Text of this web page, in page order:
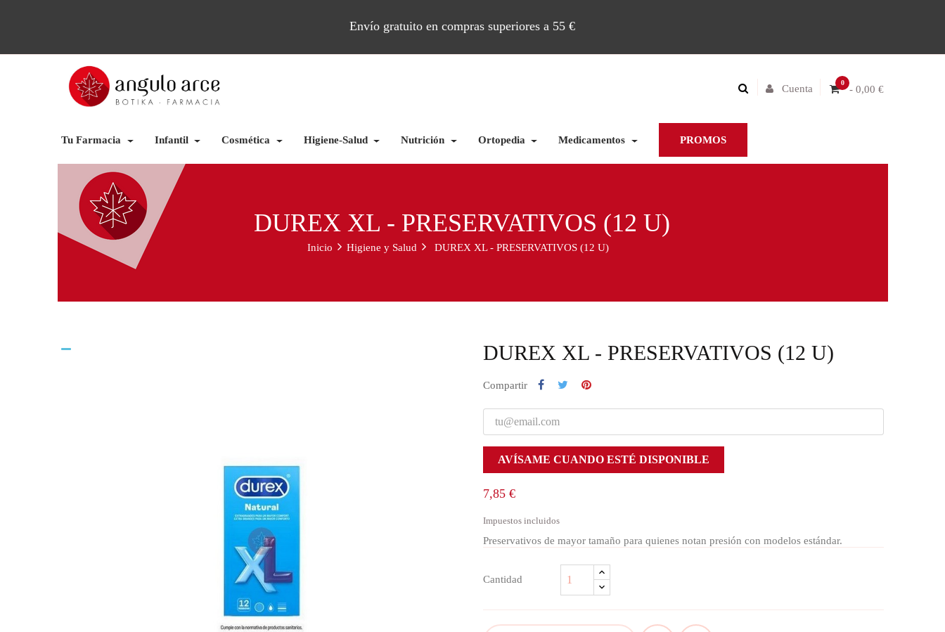
Envío gratuito en compras superiores a 55 €
0
- 0,00 €
Cuenta
Tu Farmacia Infantil Cosmética Higiene-Salud Nutrición Ortopedia Medicamentos PROMOS
DUREX XL - PRESERVATIVOS (12 U)
Inicio Higiene y Salud DUREX XL - PRESERVATIVOS (12 U)
DUREX XL - PRESERVATIVOS (12 U)
Compartir
AVÍSAME CUANDO ESTÉ DISPONIBLE
7,85 €
Impuestos incluidos
Preservativos de mayor tamaño para quienes notan presión con modelos estándar.
Cantidad